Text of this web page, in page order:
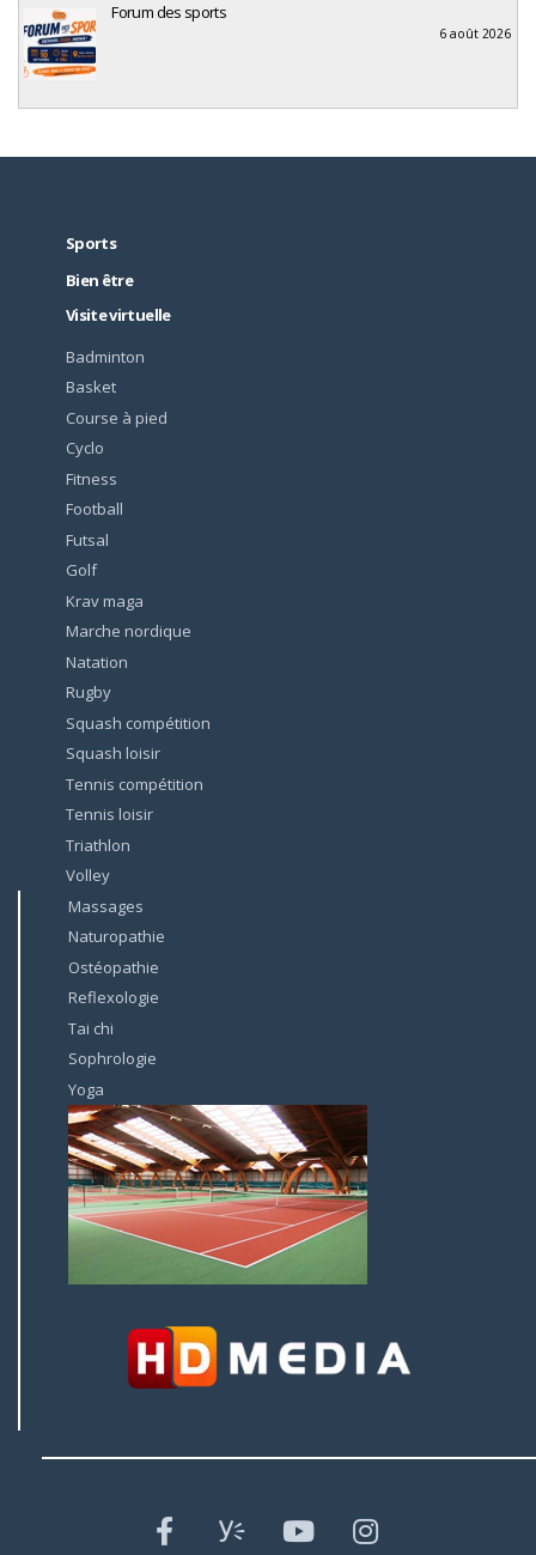
Forum des sports
6 août 2026
Sports
Bien être
Visite virtuelle
Badminton
Basket
Course à pied
Cyclo
Fitness
Football
Futsal
Golf
Krav maga
Marche nordique
Natation
Rugby
Squash compétition
Squash loisir
Tennis compétition
Tennis loisir
Triathlon
Volley
Massages
Naturopathie
Ostéopathie
Reflexologie
Tai chi
Sophrologie
Yoga